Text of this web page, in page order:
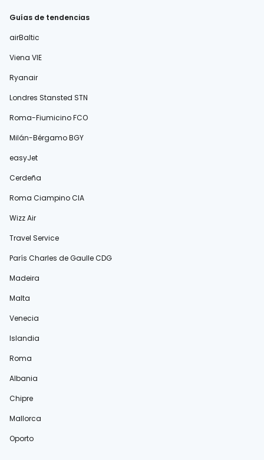
Guías de tendencias
airBaltic
Viena VIE
Ryanair
Londres Stansted STN
Roma-Fiumicino FCO
Milán-Bérgamo BGY
easyJet
Cerdeña
Roma Ciampino CIA
Wizz Air
Travel Service
París Charles de Gaulle CDG
Madeira
Malta
Venecia
Islandia
Roma
Albania
Chipre
Mallorca
Oporto